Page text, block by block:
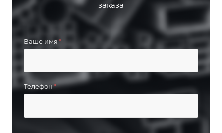
заказа
Ваше имя *
Телефон*